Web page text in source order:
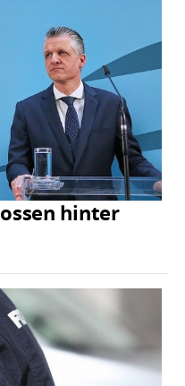
hinter